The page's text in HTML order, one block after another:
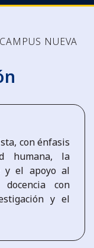
NUEVA
con énfasis
humana, la
y el apoyo al
con
y el